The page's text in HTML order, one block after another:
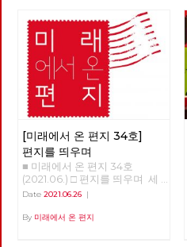
비트예술프로그램 '경계사진' 참
가자 10여 명이 모였다. 당 조직
에서 준비한 프로그램이었지만
참가자의 3분의 1은 문화예술위
원회 회원은물론 당원도 아닌 시
민이었다. 경계사진은 이후 2주
마다 서울둘레길 157km를 중심
으로 서울 경계의 숲과 마을을
함께 걸으며 사진으로 기록하기
시작한다. 그리고 수락산, 불암
산, 망우산, 아차산, 고덕산, 일자
산, 대모산, 구릉산, 우면산, 관악
산, 안양천, 봉산, 앵봉산, 북한산
을 거쳐 마침내 2021년 6월 20
일 출발지이자 종착지인 도봉산
이어진 그 길과 사람의 기록을
[미래에서 온 편지 34호]
편지를 띄우며
■ 미래에서 온 편지 34호
(2021.06.) □ 편지를 띄우며 세
상을 바꾸기 위해서는 물론이고
도 중요한 정치적 시간이 지나고
Date 2021.06.26 |
By 미래에서 온 편지